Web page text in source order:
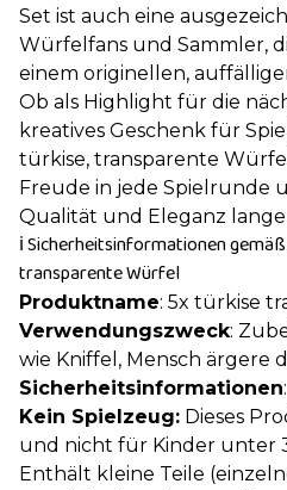
Set ist auch eine
Würfelfans und Sammler,
einem originellen,
Ob als Highlight für die
kreatives Geschenk für
türkise, transparente
Freude in jede Spielrunde
Qualität und Eleganz
ℹ️ Sicherheitsinformationen
transparente Würfel
Produktname: 5x türkise
Verwendungszweck:
wie Kniffel, Mensch ärgere
Sicherheitsinformationen:
Kein Spielzeug: Dieses
und nicht für Kinder unter
Enthält kleine Teile